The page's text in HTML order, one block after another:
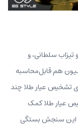
سلطانی، و
هم قابل‌محاسبه‌
تشخیص عیار طلا چند
عیار طلا کمک
این سنجش بستگی